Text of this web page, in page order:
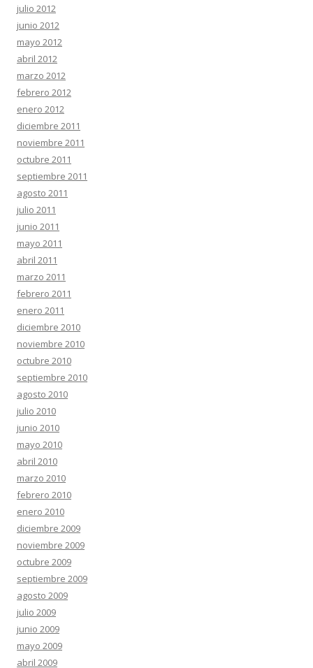
julio 2012
junio 2012
mayo 2012
abril 2012
marzo 2012
febrero 2012
enero 2012
diciembre 2011
noviembre 2011
octubre 2011
septiembre 2011
agosto 2011
julio 2011
junio 2011
mayo 2011
abril 2011
marzo 2011
febrero 2011
enero 2011
diciembre 2010
noviembre 2010
octubre 2010
septiembre 2010
agosto 2010
julio 2010
junio 2010
mayo 2010
abril 2010
marzo 2010
febrero 2010
enero 2010
diciembre 2009
noviembre 2009
octubre 2009
septiembre 2009
agosto 2009
julio 2009
junio 2009
mayo 2009
abril 2009